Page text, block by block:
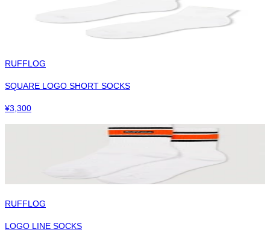
RUFFLOG
SQUARE LOGO SHORT SOCKS
¥3,300
RUFFLOG
LOGO LINE SOCKS